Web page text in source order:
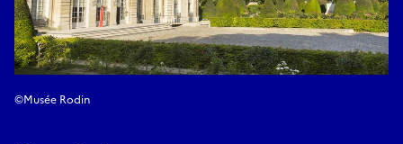
©Musée Rodin